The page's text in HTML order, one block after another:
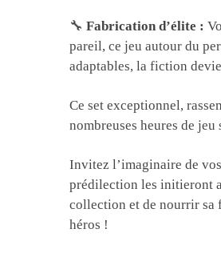
🔧Fabrication d’élite :
pareil, ce jeu autour du
adaptables, la fiction
Ce set exceptionnel,
nombreuses heures de
Invitez l’imaginaire de
prédilection les initieront
collection et de nourrir sa
héros !